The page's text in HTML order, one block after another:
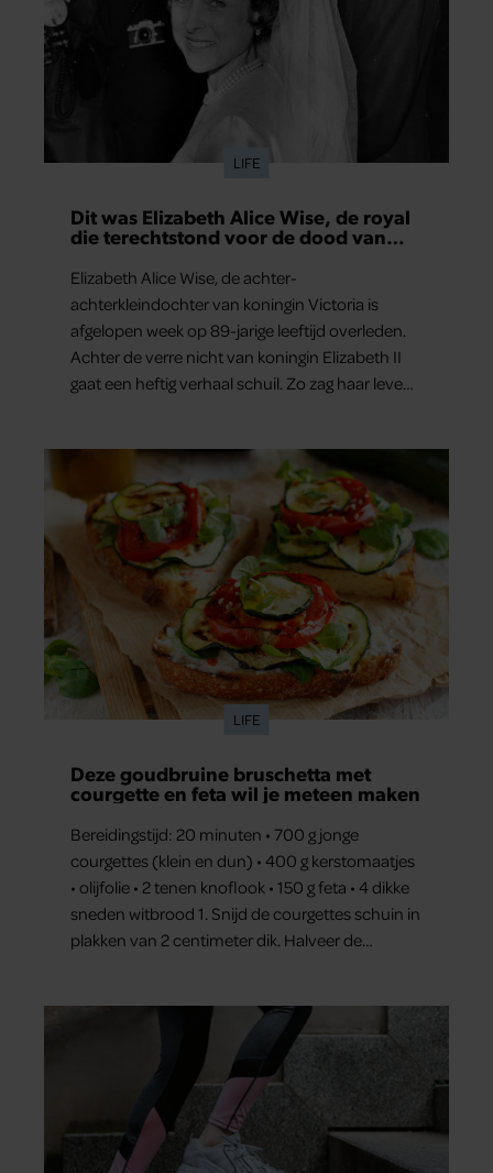
LIFE
Dit was Elizabeth Alice Wise, de royal
die terechtstond voor de dood van
Elizabeth Alice Wise, de achter-
achterkleindochter van koningin Victoria is
afgelopen week op 89-jarige leeftijd overleden.
Achter de verre nicht van koningin Elizabeth II
gaat een heftig verhaal schuil. Zo zag haar leven
LIFE
Deze goudbruine bruschetta met
courgette en feta wil je meteen maken
Bereidingstijd: 20 minuten • 700 g jonge
courgettes (klein en dun) • 400 g kerstomaatjes
• olijfolie • 2 tenen knoflook • 150 g feta • 4 dikke
sneden witbrood 1. Snijd de courgettes schuin in
plakken van 2 centimeter dik. Halveer de